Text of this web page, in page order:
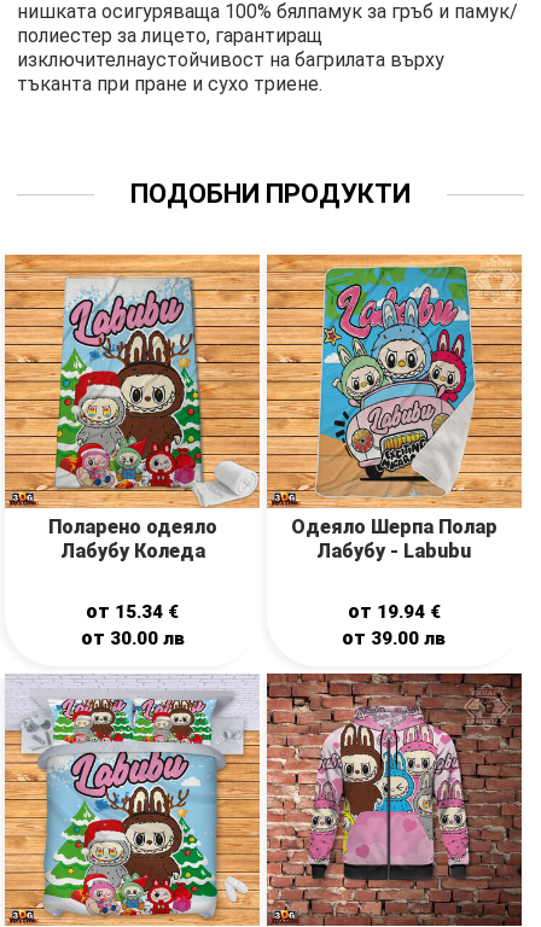
нишката осигуряваща 100% бялпамук за гръб и памук/
полиестер за лицето, гарантиращ
изключителнаустойчивост на багрилата върху
тъканта при пране и сухо триене.
ПОДОБНИ ПРОДУКТИ
Поларено одеяло
Лабубу Коледа
от 15.34 €
от 30.00 лв
Одеяло Шерпа Полар
Лабубу - Labubu
от 19.94 €
от 39.00лв